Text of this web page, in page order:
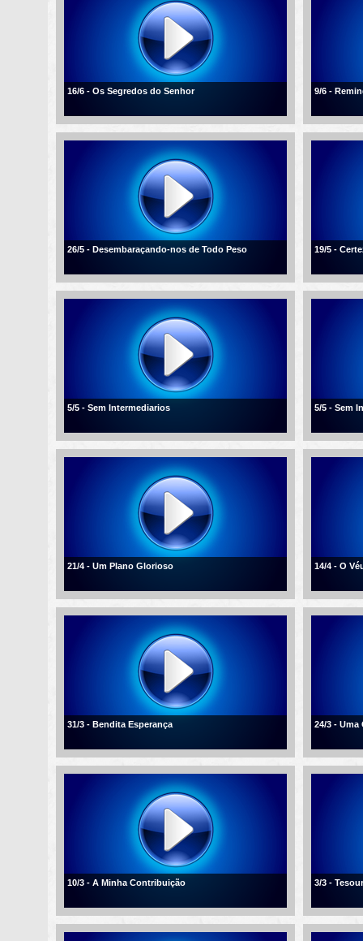
16/6 - Os Segredos do Senhor 9/6 -
26/5 - Desembaraçando-nos de Todo Peso 19/5 -
5/5 - Sem Intermediarios 5/5 - Sem
21/4 - Um Plano Glorioso 14/4 - O
31/3 - Bendita Esperança 24/3 -
10/3 - A Minha Contribuição 3/3 -